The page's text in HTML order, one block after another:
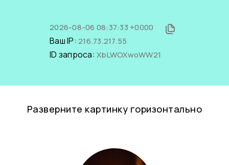
2026-08-06 08:37:33 +0000
Ваш IP: 216.73.217.55
ID запроса: XbLWOXwoWW21
Разверните картинку горизонтально